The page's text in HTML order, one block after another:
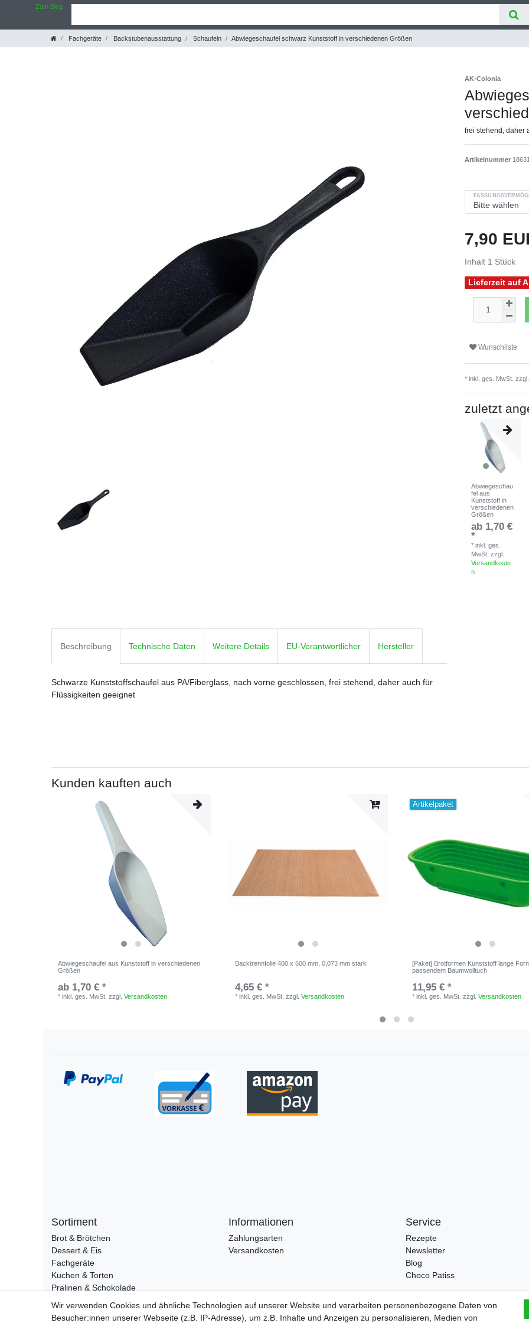
Zum Blog
Fachgeräte Backstubenausstattung Schaufeln Abwiegeschaufel schwarz Kunststoff in verschiedenen Größen
AK-Colonia
frei stehend, daher
Artikelnummer
7,90
Inhalt 1 Stück
Lieferzeit auf
Wunschliste
* inkl. ges. MwSt. zzgl.
zuletzt
Abwiegeschau
fel aus
Kunststoff in
verschiedenen
Größen
ab 1,70 €
*
*inkl. ges.
MwSt. zzgl.
Versandkoste
n
Beschreibung Technische Daten Weitere Details EU-Verantwortlicher Hersteller
Schwarze Kunststoffschaufel aus PA/Fiberglass, nach vorne geschlossen, frei stehend, daher auch für
Flüssigkeiten geeignet
Kunden kauften auch
Abwiegeschaufel aus Kunststoff in verschiedenen
Größen
ab 1,70 € *
*inkl. ges. MwSt. zzgl.Versandkosten
Backtrennfolie 400 x 600 mm, 0,073 mm stark
4,65 € *
*inkl. ges. MwSt. zzgl.Versandkosten
Artikelpaket
[Paket] Brotformen Kunststoff lange
passendem Baumwolltuch
11,95 € *
*inkl. ges. MwSt. zzgl.Versandkosten
Sortiment
Brot & Brötchen
Dessert & Eis
Fachgeräte
Kuchen & Torten
Pralinen & Schokolade
Informationen
Zahlungsarten
Versandkosten
Service
Rezepte
Newsletter
Blog
Choco Patiss
Wir verwenden Cookies und ähnliche Technologien auf unserer Website und verarbeiten personenbezogene Daten von
Besucher:innen unserer Webseite (z.B. IP-Adresse), um z.B. Inhalte und Anzeigen zu personalisieren, Medien von